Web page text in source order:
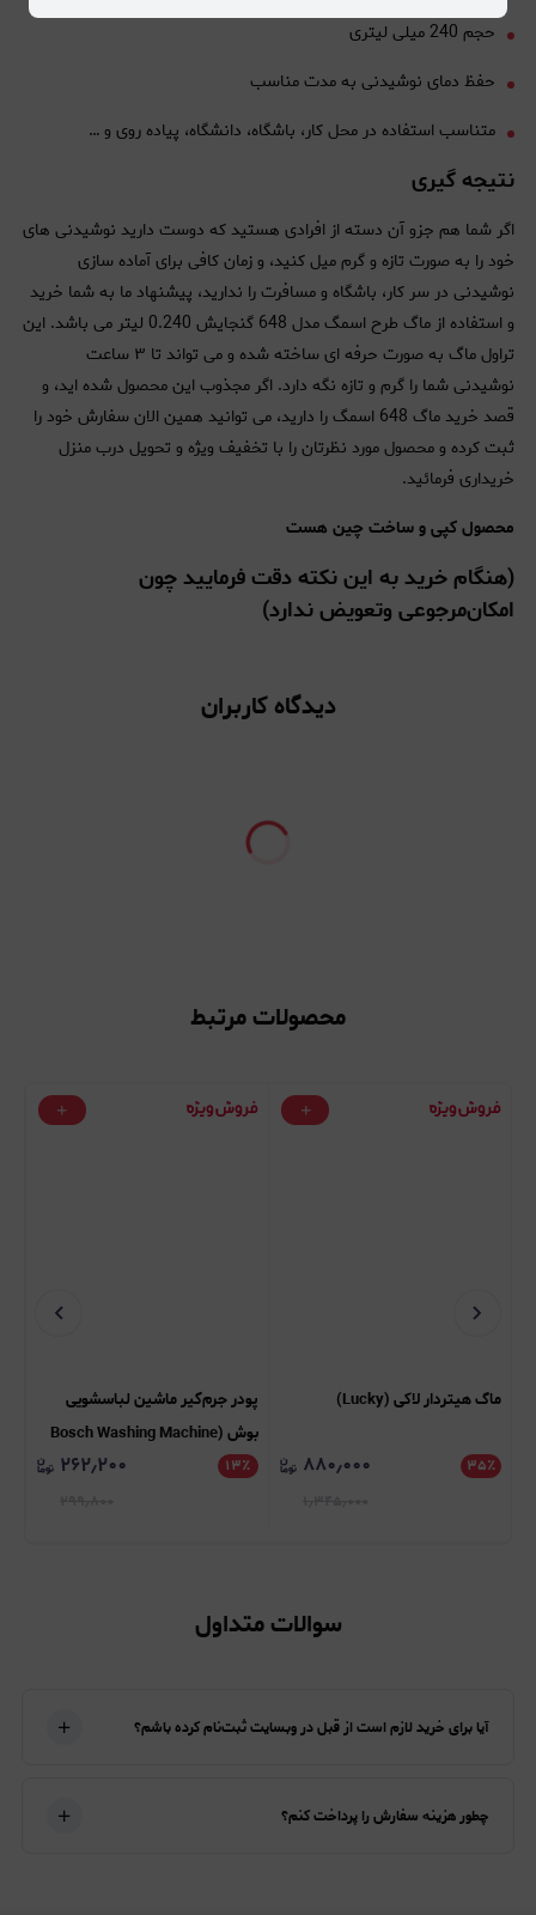
حجم 240 میلی لیتری
حفظ دمای نوشیدنی به مدت مناسب
متناسب استفاده در محل کار، باشگاه، دانشگاه، پیاده روی و …
نتیجه گیری
اگر شما هم جزو آن دسته از افرادی هستید که دوست دارید نوشیدنی های
خود را به صورت تازه و گرم میل کنید، و زمان کافی برای آماده سازی
نوشیدنی در سر کار، باشگاه و مسافرت را ندارید، پیشنهاد ما به شما خرید
و استفاده از ماگ طرح اسمگ مدل 648 گنجایش 0.240 لیتر می باشد. این
تراول ماگ به صورت حرفه ای ساخته شده و می تواند تا ۳ ساعت
نوشیدنی شما را گرم و تازه نگه دارد. اگر مجذوب این محصول شده اید، و
قصد خرید ماگ 648 اسمگ را دارید، می توانید همین الان سفارش خود را
ثبت کرده و محصول مورد نظرتان را با تخفیف ویژه و تحویل درب منزل
خریداری فرمائید.
محصول کپی و ساخت چین هست
(هنگام خرید به این نکته دقت فرمایید چون
امکان‌مرجوعی و‌تعویض ندارد)
دیدگاه کاربران
محصولات مرتبط
ماگ هیتردار لاکی (Lucky)
۳۵٪ ۸۸۰٫۰۰۰
پودر جرم‌گیر ماشین لباسشویی
بوش (Bosch Washing Machine
Cleaner)
۱۳٪ ۲۶۲٫۲۰۰
سوالات متداول
آیا برای خرید لازم است از قبل در وبسایت ثبت‌نام کرده باشم؟
چطور هزینه سفارش را پرداخت کنم؟